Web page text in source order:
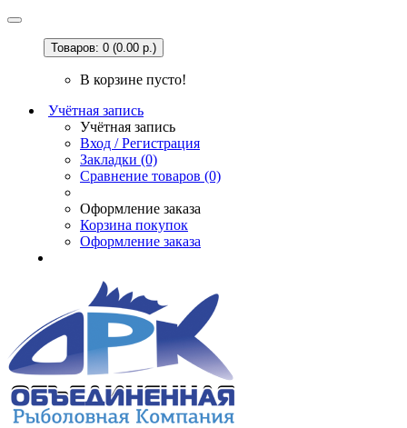
Товаров: 0 (0.00 р.)
В корзине пусто!
Учётная запись
Учётная запись
Вход / Регистрация
Закладки (0)
Сравнение товаров (0)
Оформление заказа
Корзина покупок
Оформление заказа